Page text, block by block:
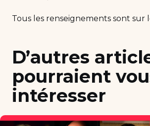
Tous les renseignements sont sur
D’autres
pourraient
intéresser